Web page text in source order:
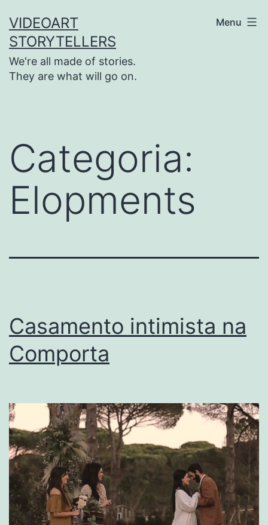
para
conteúdo
VIDEOART
STORYTELLERS
We're all made of stories.
They are what will go on.
Menu
Categoria:
Elopments
Casamento intimista na
Comporta